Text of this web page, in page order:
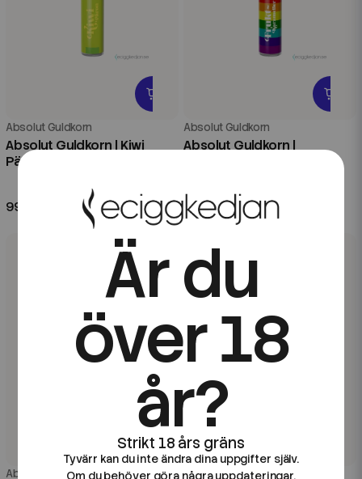
Absolut Guldkorn
Absolut Guldkorn | Kiwi
Päron | 20ml Longfill
99 kr
Absolut Guldkorn
Absolut Guldkorn |
99 kr
Absolut Guldkorn Absolut Guldkorn
Är du
över 18
år?
Tyvärr kan du inte ändra dina uppgifter själv.
Om du behöver göra några uppdateringar,